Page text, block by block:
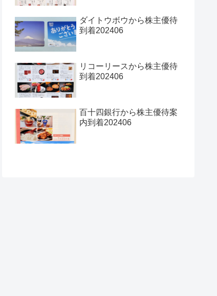
ダイトウボウから株主優待
到着202406
リコーリースから株主優待
到着202406
百十四銀行から株主優待案
内到着202406